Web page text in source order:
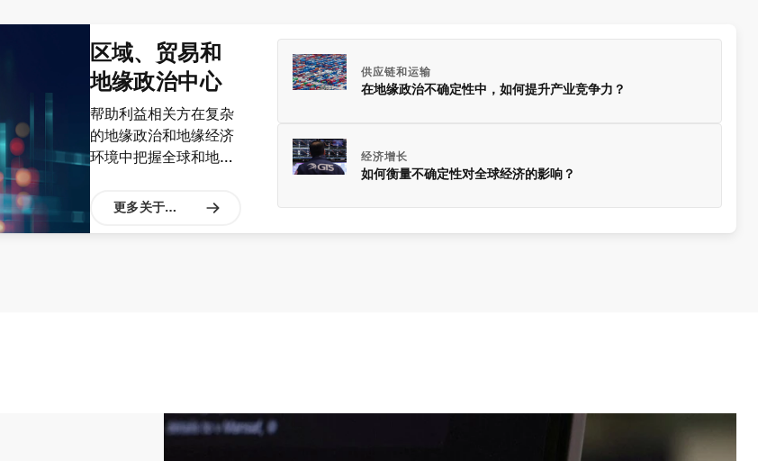
区域、贸易和
地缘政治中心
帮助利益相关方在复杂
的地缘政治和地缘经济
环境中把握全球和地区
更多关于中
供应链和运输
在地缘政治不确定性中，如何提升产业竞争力？
经济增长
如何衡量不确定性对全球经济的影响？